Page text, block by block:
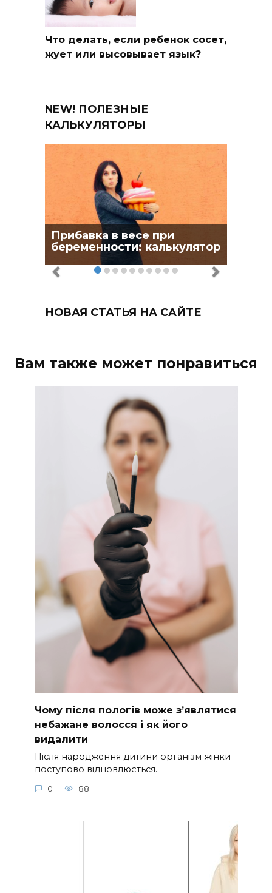
Что делать, если ребенок сосет,
жует или высовывает язык?
NEW! ПОЛЕЗНЫЕ
КАЛЬКУЛЯТОРЫ
Прибавка в весе при
беременности: калькулятор
НОВАЯ СТАТЬЯ НА САЙТЕ
Вам также может понравиться
Чому після пологів може з’являтися
небажане волосся і як його
видалити
Після народження дитини організм жінки
поступово відновлюється.
0 88